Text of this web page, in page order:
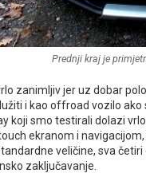
Prednji kraj je
zanimljiv jer uz dobar
i kao offroad vozilo
koji smo testirali dolazi
ekranom i
veličine, sva
zaključavanje.